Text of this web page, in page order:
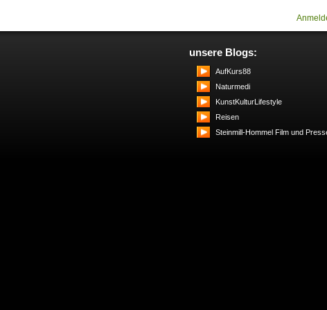
unsere Blogs:
AufKurs88
Naturmedi
KunstKulturLifestyle
Reisen
Steinmill-Hommel Film und